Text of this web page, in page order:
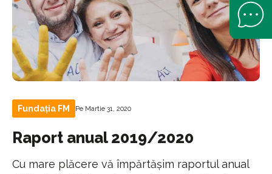
Fundația FM Pe Martie 31, 2020
Raport anual 2019/2020
Cu mare plăcere vă împărtășim raportul anual
Open